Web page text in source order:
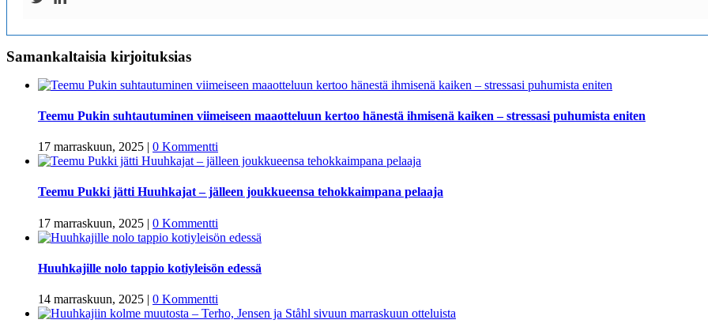
Samankaltaisia kirjoituksias
Teemu Pukin suhtautuminen viimeiseen maaotteluun kertoo hänestä ihmisenä kaiken – stressasi puhumista eniten
17 marraskuun, 2025 | 0 Kommentti
Teemu Pukki jätti Huuhkajat – jälleen joukkueensa tehokkaimpana pelaaja
17 marraskuun, 2025 | 0 Kommentti
Huuhkajille nolo tappio kotiyleisön edessä
14 marraskuun, 2025 | 0 Kommentti